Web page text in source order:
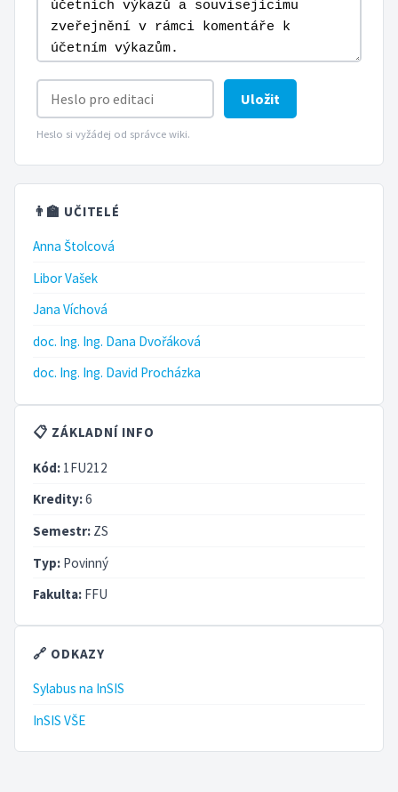
Uložit
Heslo si vyžádej od správce wiki.
👨‍🏫 UČITELÉ
Anna Štolcová
Libor Vašek
Jana Víchová
doc. Ing. Ing. Dana Dvořáková
doc. Ing. Ing. David Procházka
📋 ZÁKLADNÍ INFO
Kód: 1FU212
Kredity:6
Semestr: ZS
Typ: Povinný
Fakulta: FFU
🔗 ODKAZY
Sylabus na InSIS
InSIS VŠE